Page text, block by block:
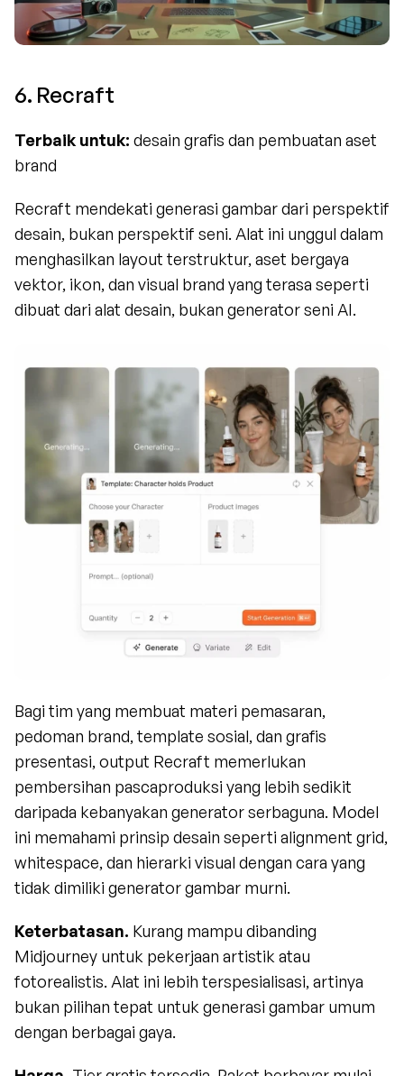
6. Recraft
Terbaik untuk: desain grafis dan pembuatan aset
brand
Recraft mendekati generasi gambar dari perspektif
desain, bukan perspektif seni. Alat ini unggul dalam
menghasilkan layout terstruktur, aset bergaya
vektor, ikon, dan visual brand yang terasa seperti
dibuat dari alat desain, bukan generator seni AI.
Bagi tim yang membuat materi pemasaran,
pedoman brand, template sosial, dan grafis
presentasi, output Recraft memerlukan
pembersihan pascaproduksi yang lebih sedikit
daripada kebanyakan generator serbaguna. Model
ini memahami prinsip desain seperti alignment grid,
whitespace, dan hierarki visual dengan cara yang
tidak dimiliki generator gambar murni.
Keterbatasan. Kurang mampu dibanding
Midjourney untuk pekerjaan artistik atau
fotorealistis. Alat ini lebih terspesialisasi, artinya
bukan pilihan tepat untuk generasi gambar umum
dengan berbagai gaya.